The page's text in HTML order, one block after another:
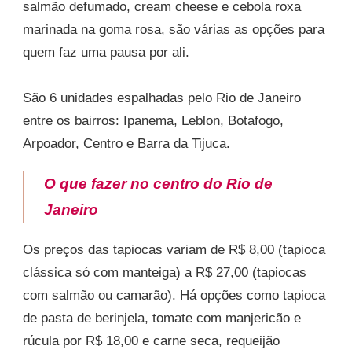
salmão defumado, cream cheese e cebola roxa
marinada na goma rosa, são várias as opções para
quem faz uma pausa por ali.
São 6 unidades espalhadas pelo Rio de Janeiro
entre os bairros: Ipanema, Leblon, Botafogo,
Arpoador, Centro e Barra da Tijuca.
O que fazer no centro do Rio de
Janeiro
Os preços das tapiocas variam de R$ 8,00 (tapioca
clássica só com manteiga) a R$ 27,00 (tapiocas
com salmão ou camarão). Há opções como tapioca
de pasta de berinjela, tomate com manjericão e
rúcula por R$ 18,00 e carne seca, requeijão